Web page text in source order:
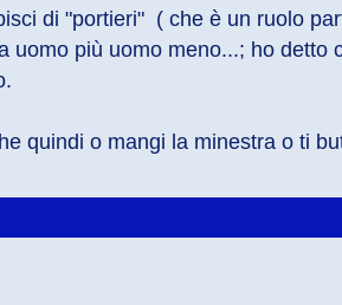
di "portieri"  ( che è un ruolo
più uomo meno...; ho detto
quindi o mangi la minestra o ti